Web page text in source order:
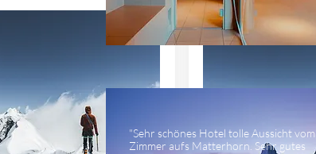
"Sehr schönes Hotel tolle Aussicht vom
Zimmer aufs Matterhorn. Sehr gutes